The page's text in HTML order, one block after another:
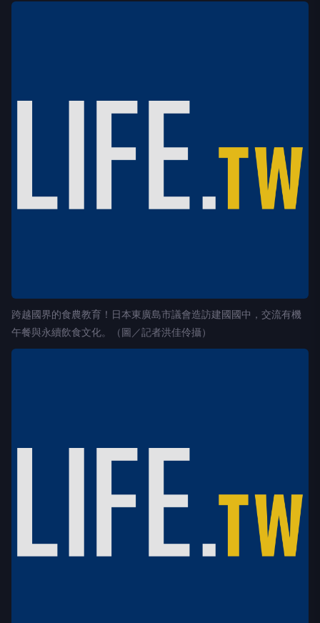
跨越國界的食農教育！日本東廣島市議會造訪建國國中，交流有機
午餐與永續飲食文化。（圖／記者洪佳伶攝）